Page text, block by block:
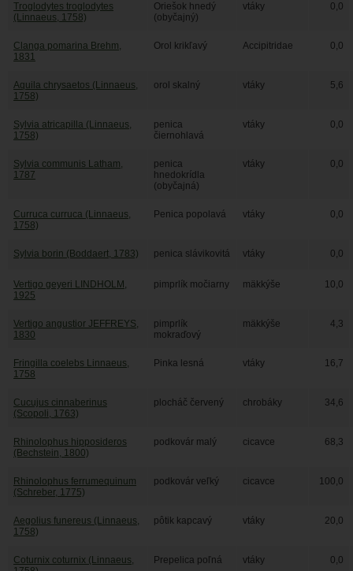
Troglodytes troglodytes
(Linnaeus, 1758)
Oriešok hnedý
(obyčajný)
vtáky 0,0
Clanga pomarina Brehm,
1831
Orol krikľavý Accipitridae 0,0
Aquila chrysaetos (Linnaeus,
1758)
orol skalný vtáky 5,6
Sylvia atricapilla (Linnaeus,
1758)
penica
čiernohlavá
vtáky 0,0
Sylvia communis Latham,
1787
penica
hnedokrídla
(obyčajná)
vtáky 0,0
Curruca curruca (Linnaeus,
1758)
Penica popolavá vtáky 0,0
Sylvia borin (Boddaert, 1783) penica slávikovitá vtáky 0,0
Vertigo geyeri LINDHOLM,
1925
pimprlík močiarny mäkkýše 10,0
Vertigo angustior JEFFREYS,
1830
pimprlík
mokraďový
mäkkýše 4,3
Fringilla coelebs Linnaeus,
1758
Pinka lesná vtáky 16,7
Cucujus cinnaberinus
(Scopoli, 1763)
plocháč červený chrobáky 34,6
Rhinolophus hipposideros
(Bechstein, 1800)
podkovár malý cicavce 68,3
Rhinolophus ferrumequinum
(Schreber, 1775)
podkovár veľký cicavce 100,0
Aegolius funereus (Linnaeus,
1758)
pôtik kapcavý vtáky 20,0
Coturnix coturnix (Linnaeus,
Prepelica poľná vtáky 0,0